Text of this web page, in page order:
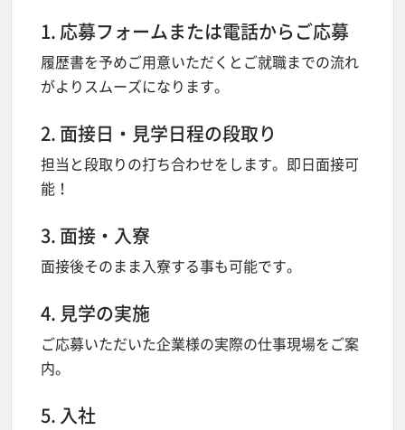
1. 応募フォームまたは電話からご応募
履歴書を予めご用意いただくとご就職までの流れ
がよりスムーズになります。
2. 面接日・見学日程の段取り
担当と段取りの打ち合わせをします。即日面接可
能！
3. 面接・入寮
面接後そのまま入寮する事も可能です。
4. 見学の実施
ご応募いただいた企業様の実際の仕事現場をご案
内。
5. 入社